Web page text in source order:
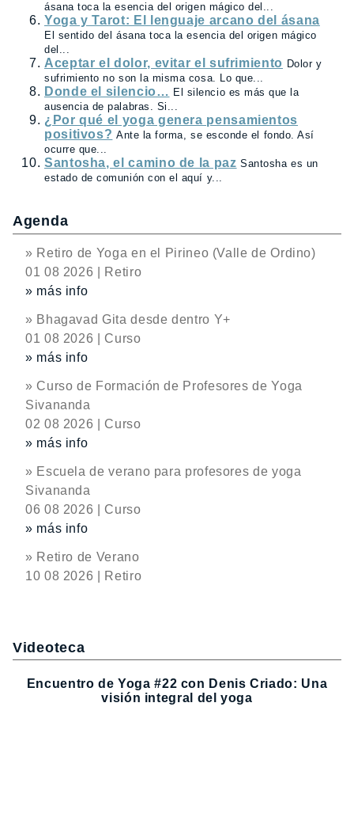
ásana toca la esencia del origen mágico del...
Yoga y Tarot: El lenguaje arcano del ásana
El sentido del ásana toca la esencia del origen mágico
del...
Aceptar el dolor, evitar el sufrimiento Dolor y
sufrimiento no son la misma cosa. Lo que...
Donde el silencio… El silencio es más que la
ausencia de palabras. Si...
¿Por qué el yoga genera pensamientos
positivos? Ante la forma, se esconde el fondo. Así
ocurre que...
Santosha, el camino de la paz Santosha es un
estado de comunión con el aquí y...
Agenda
» Retiro de Yoga en el Pirineo (Valle de Ordino)
01 08 2026 | Retiro
» más info
» Bhagavad Gita desde dentro Y+
01 08 2026 | Curso
» más info
» Curso de Formación de Profesores de Yoga
Sivananda
02 08 2026 | Curso
» más info
» Escuela de verano para profesores de yoga
Sivananda
06 08 2026 | Curso
» más info
» Retiro de Verano
10 08 2026 | Retiro
Videoteca
Encuentro de Yoga #22 con Denis Criado: Una
visión integral del yoga